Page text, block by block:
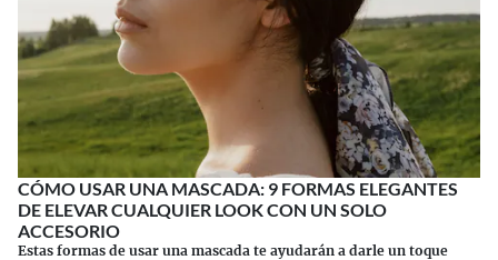
CÓMO USAR UNA MASCADA: 9 FORMAS ELEGANTES
DE ELEVAR CUALQUIER LOOK CON UN SOLO
ACCESORIO
Estas formas de usar una mascada te ayudarán a darle un toque